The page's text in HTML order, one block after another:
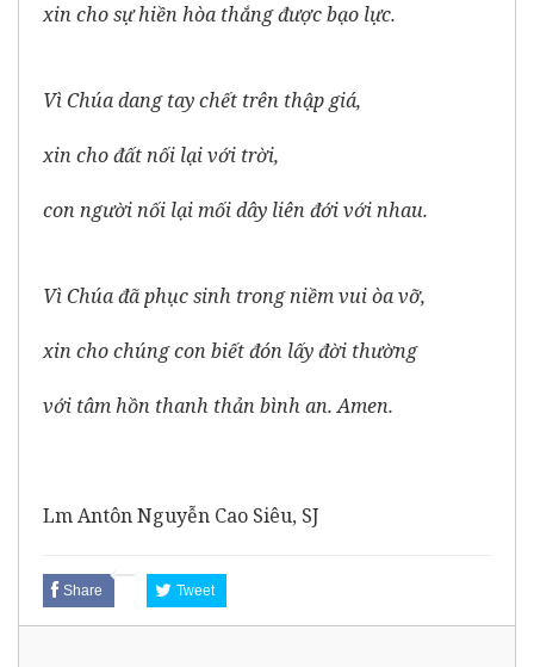
xin cho sự hiền hòa thắng được bạo lực.
Vì Chúa dang tay chết trên thập giá,
xin cho đất nối lại với trời,
con người nối lại mối dây liên đới với nhau.
Vì Chúa đã phục sinh trong niềm vui òa vỡ,
xin cho chúng con biết đón lấy đời thường
với tâm hồn thanh thản bình an. Amen.
Lm Antôn Nguyễn Cao Siêu, SJ
Share Tweet